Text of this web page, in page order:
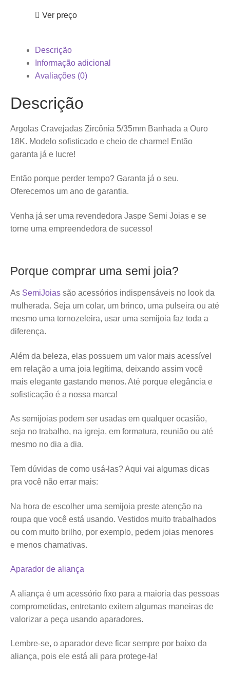
Ver preço
Descrição
Informação adicional
Avaliações (0)
Descrição
Argolas Cravejadas Zircônia 5/35mm Banhada a Ouro
18K. Modelo sofisticado e cheio de charme! Então
garanta já e lucre!
Então porque perder tempo? Garanta já o seu.
Oferecemos um ano de garantia.
Venha já ser uma revendedora Jaspe Semi Joias e se
torne uma empreendedora de sucesso!
Porque comprar uma semi joia?
As SemiJoias são acessórios indispensáveis no look da
mulherada. Seja um colar, um brinco, uma pulseira ou até
mesmo uma tornozeleira, usar uma semijoia faz toda a
diferença.
Além da beleza, elas possuem um valor mais acessível
em relação a uma joia legítima, deixando assim você
mais elegante gastando menos. Até porque elegância e
sofisticação é a nossa marca!
As semijoias podem ser usadas em qualquer ocasião,
seja no trabalho, na igreja, em formatura, reunião ou até
mesmo no dia a dia.
Tem dúvidas de como usá-las? Aqui vai algumas dicas
pra você não errar mais:
Na hora de escolher uma semijoia preste atenção na
roupa que você está usando. Vestidos muito trabalhados
ou com muito brilho, por exemplo, pedem joias menores
e menos chamativas.
Aparador de aliança
A aliança é um acessório fixo para a maioria das pessoas
comprometidas, entretanto exitem algumas maneiras de
valorizar a peça usando aparadores.
Lembre-se, o aparador deve ficar sempre por baixo da
aliança, pois ele está ali para protege-la!